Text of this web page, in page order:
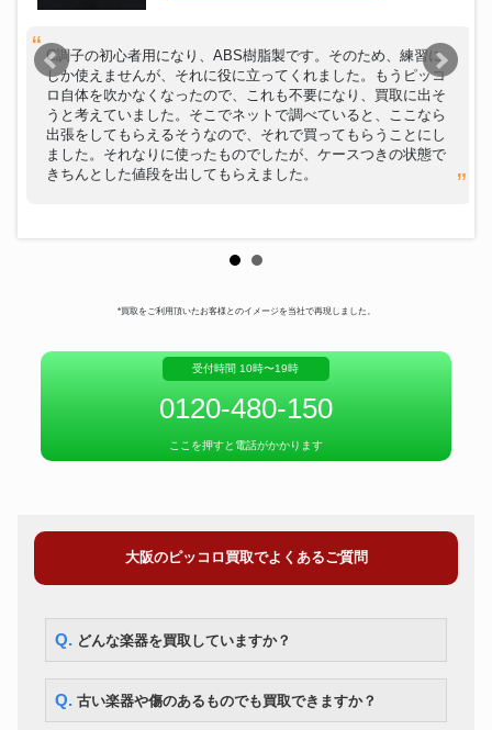
C調子の初心者用になり、ABS樹脂製です。そのため、練習に
しか使えませんが、それに役に立ってくれました。もうピッコ
ロ自体を吹かなくなったので、これも不要になり、買取に出そ
うと考えていました。そこでネットで調べていると、ここなら
出張をしてもらえるそうなので、それで買ってもらうことにし
ました。それなりに使ったものでしたが、ケースつきの状態で
きちんとした値段を出してもらえました。
*買取をご利用頂いたお客様とのイメージを当社で再現しました。
受付時間 10時〜19時
0120-480-150
ここを押すと電話がかかります
大阪のピッコロ買取でよくあるご質問
Q. どんな楽器を買取していますか？
Q. 古い楽器や傷のあるものでも買取できますか？